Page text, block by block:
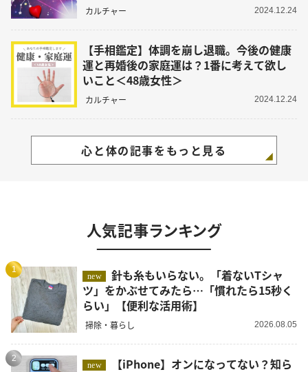
カルチャー 2024.12.24
【手相鑑定】体調を崩し退職。今後の健康
運と再婚後の家庭運は？1番に考えて欲し
いこと＜48歳女性＞
カルチャー 2024.12.24
心と体の記事をもっと見る
人気記事ランキング
1
new
針も糸もいらない。「着ないTシャ
ツ」をかぶせてみたら…「慣れたら15秒く
らい」【便利な活用術】
掃除・暮らし 2026.08.05
2
new